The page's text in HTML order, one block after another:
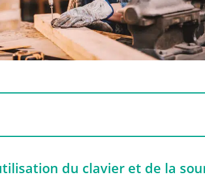
du clavier et de la